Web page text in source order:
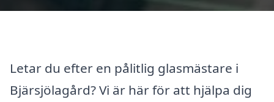
Letar du efter en pålitlig glasmästare i
Bjärsjölagård? Vi är här för att hjälpa dig